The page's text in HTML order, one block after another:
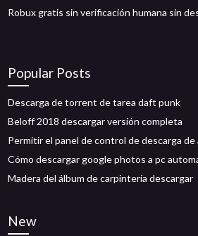
Robux gratis sin verificación humana sin
Popular Posts
Descarga de torrent de tarea daft punk
Beloff 2018 descargar versión completa
Permitir el panel de control de descarga de
Cómo descargar google photos a pc
Madera del álbum de carpintería descargar
New